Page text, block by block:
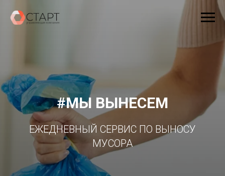
#МЫ ВЫНЕСЕМ
ЕЖЕДНЕВНЫЙ СЕРВИС ПО ВЫНОСУ
МУСОРА